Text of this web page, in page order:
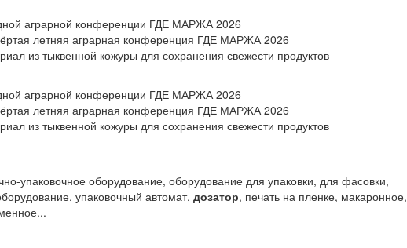
аграрной конференции ГДЕ МАРЖА 2026
летняя аграрная конференция ГДЕ МАРЖА 2026
из тыквенной кожуры для сохранения свежести продуктов
аграрной конференции ГДЕ МАРЖА 2026
летняя аграрная конференция ГДЕ МАРЖА 2026
из тыквенной кожуры для сохранения свежести продуктов
упаковочное оборудование, оборудование для упаковки, для фасовки,
упаковочный автомат, дозатор, печать на пленке, макаронное,